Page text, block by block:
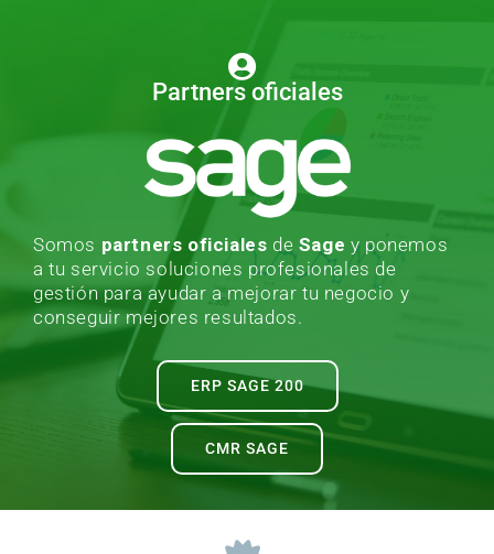
Partners oficiales
Somos partners oficiales de Sage y ponemos
a tu servicio soluciones profesionales de
gestión para ayudar a mejorar tu negocio y
conseguir mejores resultados.
ERP SAGE 200
CMR SAGE